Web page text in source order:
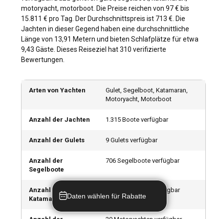
das Wasser türkis und ruhig – perfekte Bedingungen, um in
Italien ein Boot zu mieten. Milde Winde aus Nordwest,
bekannt als „Mistral“, können im Sommer für aufregende
Segelbedingungen für erfahrenere Segler sorgen.
Wie kann man die Geschichte und Kultur Italiens
Italien kann als großes Museum unter freiem Himmel
wahrgenommen werden, und beim Segeln können Sie
Weise erleben. Wenn Sie mit Ihrer Yacht in kleinen
alten Welt, feiern Sie ihre einzigartigen Feste und genießen
byzantinischen Mosaike in Ravenna oder die antike Stadt
Pompeji handelt, chartern Sie eine Yacht in Italien, um mit
Leichtigkeit durch die unvergessliche historische Landschaft
zu reisen.
Was sind die Top-Attraktionen und Outdoor-
motoryacht, motorboot. Die Preise reichen von 97 € bis
15.811 € pro Tag. Der Durchschnittspreis ist 713 €. Die
Jachten in dieser Gegend haben eine durchschnittliche
Länge von 13,91 Metern und bieten Schlafplätze für etwa
9,43 Gäste. Dieses Reiseziel hat 310 verifizierte
Bewertungen.
Arten von Yachten
Gulet, Segelboot, Katamaran,
Motoryacht, Motorboot
Anzahl der Jachten 1.315 Boote verfügbar
Anzahl der Gulets 9 Gulets verfügbar
Anzahl der
Segelboote
706 Segelboote verfügbar
Anzahl der
Katamarane
506 Katamarane verfügbar
Daten wählen für Rabatte